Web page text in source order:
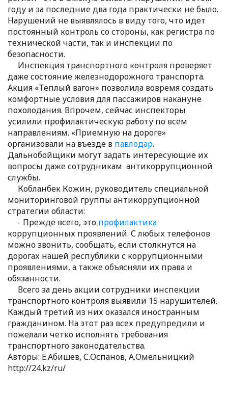
году и за последние два года практически не было.
Нарушений не выявлялось в виду того, что идет
постоянный контроль со стороны, как регистра по
технической части, так и инспекции по
безопасности.
Инспекция транспортного контроля проверяет
даже состояние железнодорожного транспорта.
Акция «Теплый вагон» позволила вовремя создать
комфортные условия для пассажиров накануне
похолодания. Впрочем, сейчас инспекторы
усилили профилактическую работу по всем
направлениям. «Приемную на дороге»
организовали на въезде в павлодар.
Дальнобойщики могут задать интересующие их
вопросы даже сотрудникам антикоррупционной
службы.
Кобланбек Кожин, руководитель специальной
мониторинговой группы антикоррупционной
стратегии области:
- Прежде всего, это профилактика
коррупционных проявлений. С любых телефонов
можно звонить, сообщать, если столкнутся на
дорогах нашей республики с коррупционными
проявлениями, а также объясняли их права и
обязанности.
Всего за день акции сотрудники инспекции
транспортного контроля выявили 15 нарушителей.
Каждый третий из них оказался иностранным
гражданином. На этот раз всех предупредили и
пожелали четко исполнять требования
транспортного законодательства.
Авторы: Е.Абишев, С.Оспанов, А.Омельницкий
http://24.kz/ru/